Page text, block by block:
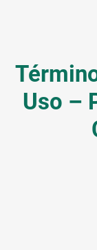
Uso –